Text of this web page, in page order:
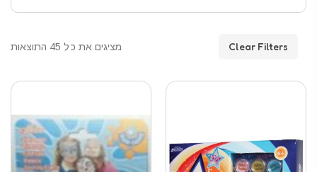
Clear Filters מציגים את כל ⁦45⁩ התוצאות